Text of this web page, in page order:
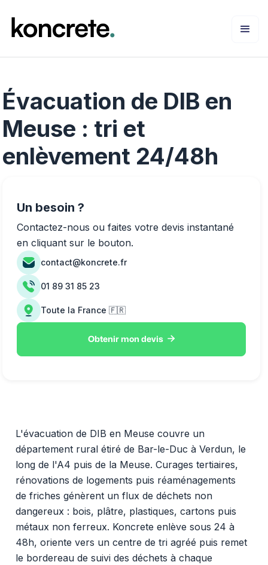
Évacuation de DIB en
Meuse : tri et
enlèvement 24/48h
L'évacuation de DIB en Meuse couvre un
département rural étiré de Bar-le-Duc à Verdun, le
long de l'A4 puis de la Meuse. Curages tertiaires,
rénovations de logements puis réaménagements
de friches génèrent un flux de déchets non
dangereux : bois, plâtre, plastiques, cartons puis
métaux non ferreux. Koncrete enlève sous 24 à
48h, oriente vers un centre de tri agréé puis remet
le bordereau de suivi des déchets à chaque
Un besoin ?
Contactez-nous ou faites votre devis instantané
en cliquant sur le bouton.
contact@koncrete.fr
01 89 31 85 23
Toute la France 🇫🇷
Obtenir mon devis 